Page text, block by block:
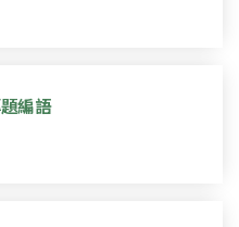
編語